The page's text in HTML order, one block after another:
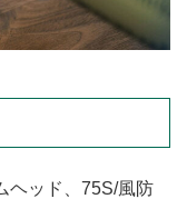
ヘッド、75S/風防